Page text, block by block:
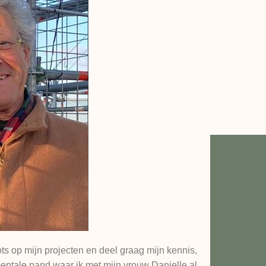
op mijn projecten en deel graag mijn kennis,